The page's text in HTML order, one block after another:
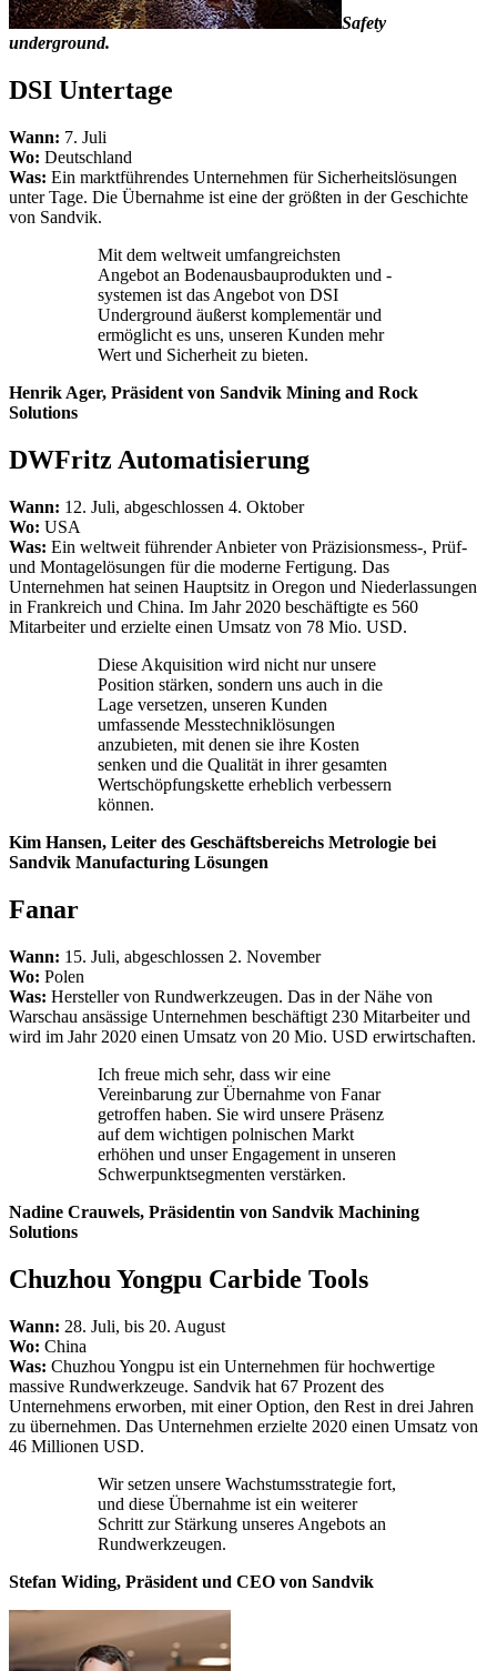
Safety
underground.
DSI Untertage
Wann: 7. Juli
Wo: Deutschland
Was: Ein marktführendes Unternehmen für Sicherheitslösungen
unter Tage. Die Übernahme ist eine der größten in der Geschichte
von Sandvik.
Mit dem weltweit umfangreichsten
Angebot an Bodenausbauprodukten und -
systemen ist das Angebot von DSI
Underground äußerst komplementär und
ermöglicht es uns, unseren Kunden mehr
Wert und Sicherheit zu bieten.
Henrik Ager, Präsident von Sandvik Mining and Rock
Solutions
DWFritz Automatisierung
Wann: 12. Juli, abgeschlossen 4. Oktober
Wo: USA
Was: Ein weltweit führender Anbieter von Präzisionsmess-, Prüf-
und Montagelösungen für die moderne Fertigung. Das
Unternehmen hat seinen Hauptsitz in Oregon und Niederlassungen
in Frankreich und China. Im Jahr 2020 beschäftigte es 560
Mitarbeiter und erzielte einen Umsatz von 78 Mio. USD.
Diese Akquisition wird nicht nur unsere
Position stärken, sondern uns auch in die
Lage versetzen, unseren Kunden
umfassende Messtechniklösungen
anzubieten, mit denen sie ihre Kosten
senken und die Qualität in ihrer gesamten
Wertschöpfungskette erheblich verbessern
können.
Kim Hansen, Leiter des Geschäftsbereichs Metrologie bei
Sandvik Manufacturing Lösungen
Fanar
Wann: 15. Juli, abgeschlossen 2. November
Wo: Polen
Was: Hersteller von Rundwerkzeugen. Das in der Nähe von
Warschau ansässige Unternehmen beschäftigt 230 Mitarbeiter und
wird im Jahr 2020 einen Umsatz von 20 Mio. USD erwirtschaften.
Ich freue mich sehr, dass wir eine
Vereinbarung zur Übernahme von Fanar
getroffen haben. Sie wird unsere Präsenz
auf dem wichtigen polnischen Markt
erhöhen und unser Engagement in unseren
Schwerpunktsegmenten verstärken.
Nadine Crauwels, Präsidentin von Sandvik Machining
Solutions
Chuzhou Yongpu Carbide Tools
Wann: 28. Juli, bis 20. August
Wo: China
Was: Chuzhou Yongpu ist ein Unternehmen für hochwertige
massive Rundwerkzeuge. Sandvik hat 67 Prozent des
Unternehmens erworben, mit einer Option, den Rest in drei Jahren
zu übernehmen. Das Unternehmen erzielte 2020 einen Umsatz von
46 Millionen USD.
Wir setzen unsere Wachstumsstrategie fort,
und diese Übernahme ist ein weiterer
Schritt zur Stärkung unseres Angebots an
Rundwerkzeugen.
Stefan Widing, Präsident und CEO von Sandvik